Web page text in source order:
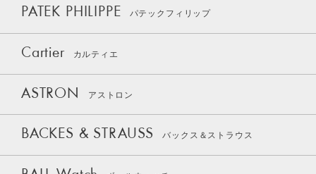
PATEK PHILIPPE パテックフィリップ
Cartier カルティエ
ASTRON アストロン
BACKES & STRAUSS バックス＆ストラウス